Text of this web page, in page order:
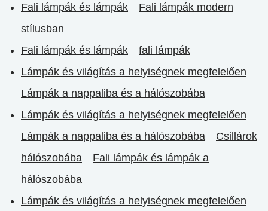
Fali lámpák és lámpák
Fali lámpák modern
stílusban
Fali lámpák és lámpák
fali lámpák
Lámpák és világítás a helyiségnek megfelelően
Lámpák a nappaliba és a hálószobába
Lámpák és világítás a helyiségnek megfelelően
Lámpák a nappaliba és a hálószobába
Csillárok
hálószobába
Fali lámpák és lámpák a
hálószobába
Lámpák és világítás a helyiségnek megfelelően